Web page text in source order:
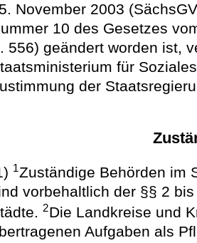
November 2003
10 des Gesetzes
556) geändert worden ist,
für
der
1Zuständige Behörden im
vorbehaltlich der §§ 2
2Die Landkreise und
Aufgaben als